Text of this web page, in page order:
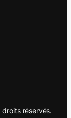
droits réservés.